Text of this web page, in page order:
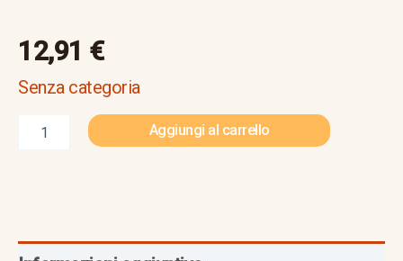
12,91 €
Senza categoria
Aggiungi al carrello